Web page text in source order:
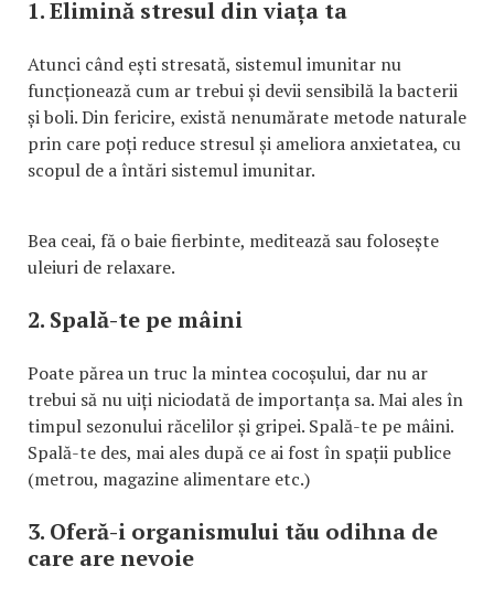
1. Elimină stresul din viața ta
Atunci când ești stresată, sistemul imunitar nu
funcționează cum ar trebui și devii sensibilă la bacterii
și boli. Din fericire, există nenumărate metode naturale
prin care poți reduce stresul și ameliora anxietatea, cu
scopul de a întări sistemul imunitar.
Bea ceai, fă o baie fierbinte, meditează sau folosește
uleiuri de relaxare.
2. Spală-te pe mâini
Poate părea un truc la mintea cocoșului, dar nu ar
trebui să nu uiți niciodată de importanța sa. Mai ales în
timpul sezonului răcelilor și gripei. Spală-te pe mâini.
Spală-te des, mai ales după ce ai fost în spații publice
(metrou, magazine alimentare etc.)
3. Oferă-i organismului tău odihna de
care are nevoie